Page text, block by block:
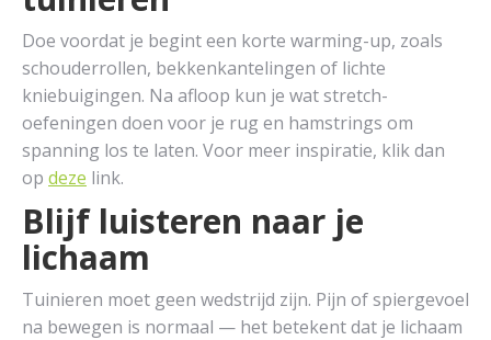
Doe voordat je begint een korte warming-up, zoals
schouderrollen, bekkenkantelingen of lichte
kniebuigingen. Na afloop kun je wat stretch-
oefeningen doen voor je rug en hamstrings om
spanning los te laten. Voor meer inspiratie, klik dan
op deze link.
Blijf luisteren naar je
lichaam
Tuinieren moet geen wedstrijd zijn. Pijn of spiergevoel
na bewegen is normaal — het betekent dat je lichaam